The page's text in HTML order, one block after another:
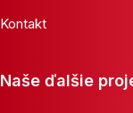
Kontakt
Naše ďalšie